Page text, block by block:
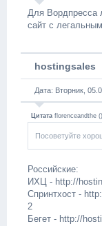
Для Вордпресса
сайт с
hostingsales
Дата: Вторник,
Цитата florenceandthe ()
Посоветуйте
Российские:
ИХЦ - http://
Спринтхост -
2
Бегет - http://